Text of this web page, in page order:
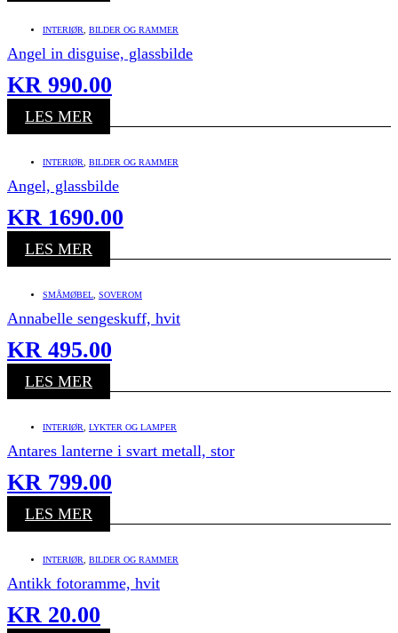
INTERIØR BILDER OG RAMMER
Angel in disguise, glassbilde
KR 990.00
LES MER
INTERIØR BILDER OG RAMMER
Angel, glassbilde
KR 1690.00
LES MER
SMÅMØBEL SOVEROM
Annabelle sengeskuff, hvit
KR 495.00
LES MER
INTERIØR LYKTER OG LAMPER
Antares lanterne i svart metall, stor
KR 799.00
LES MER
INTERIØR BILDER OG RAMMER
Antikk fotoramme, hvit
KR 20.00